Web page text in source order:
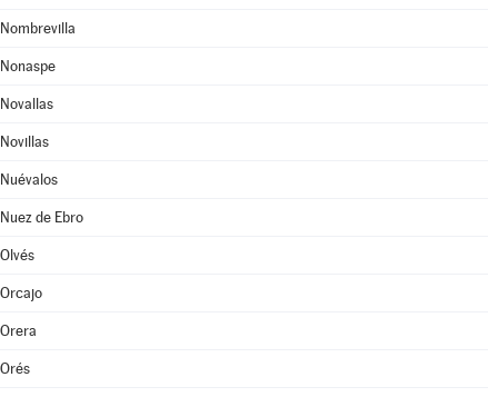
Nombrevilla
Nonaspe
Novallas
Novillas
Nuévalos
Nuez de Ebro
Olvés
Orcajo
Orera
Orés